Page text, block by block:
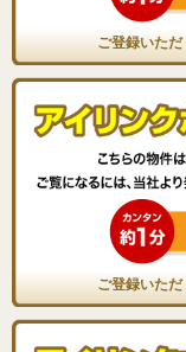
ご登録いただ
ご登録いただ